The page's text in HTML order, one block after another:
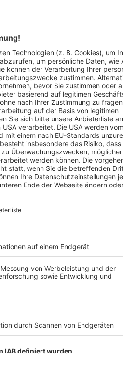
Märkte & Messen Narretei